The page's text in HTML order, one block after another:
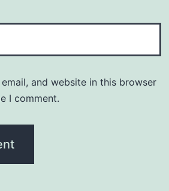
email, and website in this browser
I comment.